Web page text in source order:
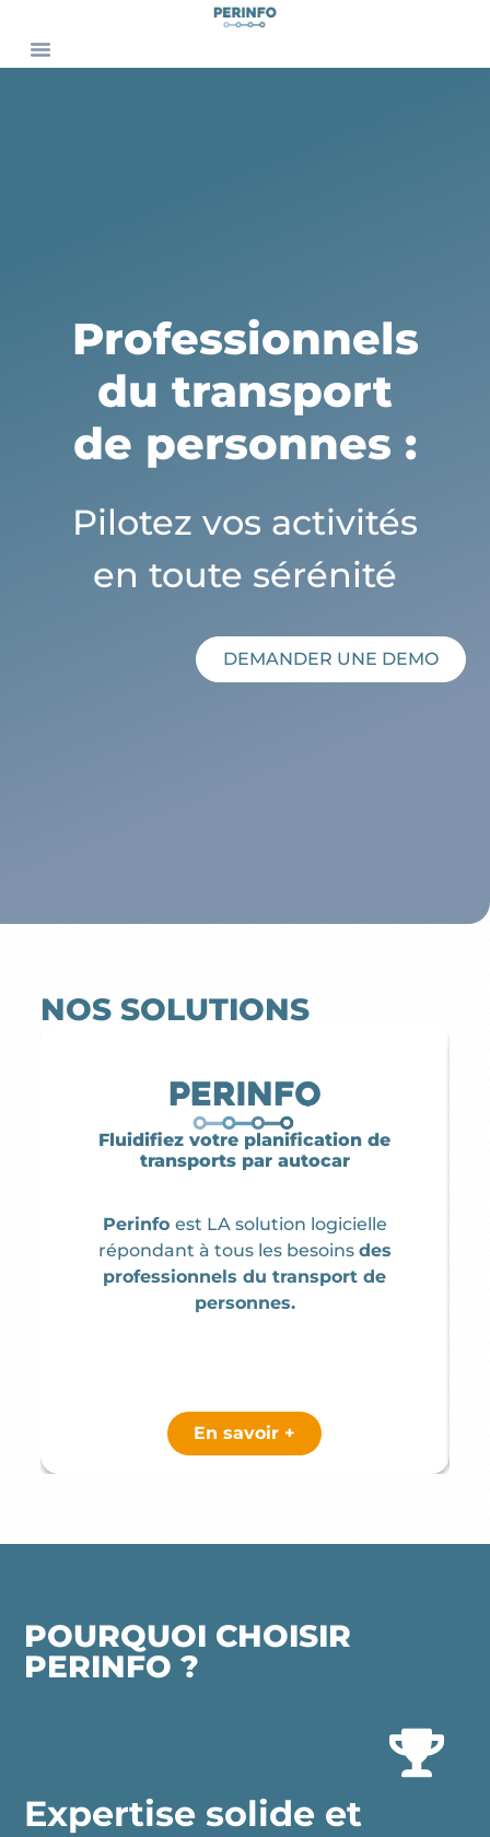
Professionnels
du transport
de personnes :
Pilotez vos activités
en toute sérénité
DEMANDER UNE DEMO
NOS SOLUTIONS
Fluidifiez votre planification de
transports par autocar
Perinfo est LA solution logicielle
répondant à tous les besoins des
professionnels du transport de
personnes.
En savoir +
POURQUOI CHOISIR
PERINFO ?
Expertise solide et